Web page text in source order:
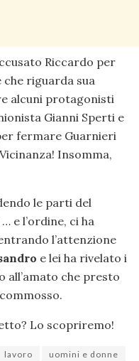
Riccardo per
riguarda sua
alcuni protagonisti
Gianni Sperti e
fermare Guarnieri
Insomma,
le parti del
e l’ordine, ci ha
l’attenzione
e lei ha rivelato i
che presto
Lo scopriremo!
lavoro
uomini e donne